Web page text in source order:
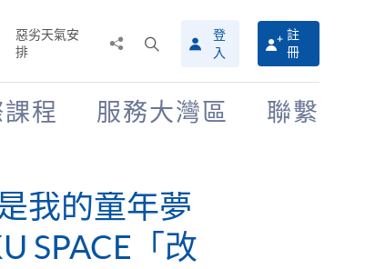
惡劣天氣安
排
搜
尋
介
登
入
註
冊
程 服務大灣區 聯繫
我的童年夢
SPACE「改